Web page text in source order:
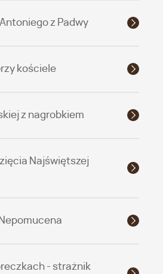
z Padwy
kościele
z nagrobkiem
Najświętszej
- strażnik